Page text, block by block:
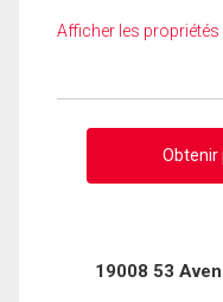
Afficher les
19008 53